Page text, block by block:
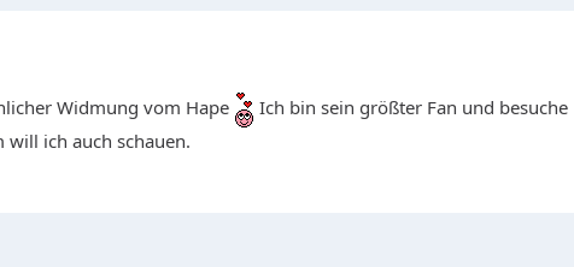
Widmung vom Hape
Ich bin sein größter Fan und
will ich auch schauen.